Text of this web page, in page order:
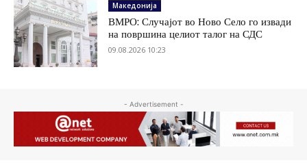
Македонија
ВМРО: Случајот во Ново Село го извади
на површина целиот талог на СДС
09.08.2026 10:23
- Advertisement -